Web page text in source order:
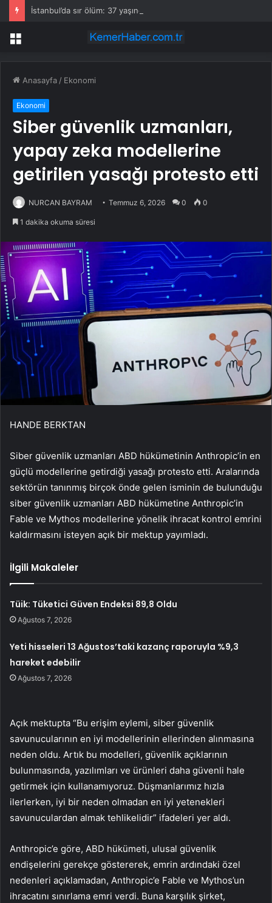
Menü
Anasayfa / Ekonomi
Ekonomi
Siber güvenlik uzmanları,
yapay zeka modellerine
getirilen yasağı protesto etti
NURCAN BAYRAM Temmuz 6, 2026 0 0
1 dakika okuma süresi
HANDE BERKTAN
Siber güvenlik uzmanları ABD hükümetinin Anthropic’in en
güçlü modellerine getirdiği yasağı protesto etti. Aralarında
sektörün tanınmış birçok önde gelen isminin de bulunduğu
siber güvenlik uzmanları ABD hükümetine Anthropic’in
Fable ve Mythos modellerine yönelik ihracat kontrol emrini
kaldırmasını isteyen açık bir mektup yayımladı.
İlgili Makaleler
Tüik: Tüketici Güven Endeksi 89,8 Oldu
Ağustos 7, 2026
Yeti hisseleri 13 Ağustos’taki kazanç raporuyla %9,3
hareket edebilir
Ağustos 7, 2026
Açık mektupta “Bu erişim eylemi, siber güvenlik
savunucularının en iyi modellerinin ellerinden alınmasına
neden oldu. Artık bu modelleri, güvenlik açıklarının
bulunmasında, yazılımları ve ürünleri daha güvenli hale
getirmek için kullanamıyoruz. Düşmanlarımız hızla
ilerlerken, iyi bir neden olmadan en iyi yetenekleri
savunuculardan almak tehlikelidir” ifadeleri yer aldı.
Anthropic’e göre, ABD hükümeti, ulusal güvenlik
endişelerini gerekçe göstererek, emrin ardındaki özel
nedenleri açıklamadan, Anthropic’e Fable ve Mythos’un
ihracatını sınırlama emri verdi. Buna karşılık şirket,